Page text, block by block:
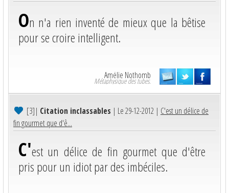
On n'a rien inventé de mieux que la bêtise
pour se croire intelligent.
Amélie Nothomb
Métaphysique des tubes.
[3]| Citation inclassables | Le 29-12-2012 | C'est un délice de
fin gourmet que d'ê...
C'est un délice de fin gourmet que d'être
pris pour un idiot par des imbéciles.